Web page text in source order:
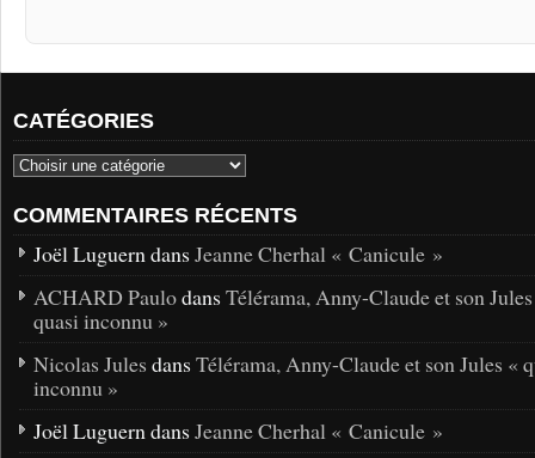
CATÉGORIES
COMMENTAIRES RÉCENTS
Joël Luguern dans Jeanne Cherhal « Canicule »
ACHARD Paulodans Télérama, Anny-Claude et son
quasi inconnu »
Nicolas Jules dans Télérama, Anny-Claude et son Jules «
inconnu »
Joël Luguern dans Jeanne Cherhal « Canicule »